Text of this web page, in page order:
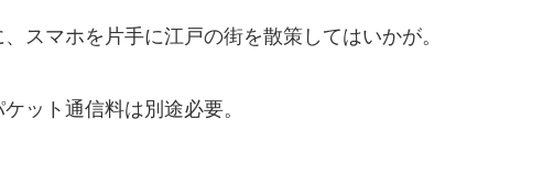
スマホを片手に江戸の街を散策してはいかが。
ット通信料は別途必要。